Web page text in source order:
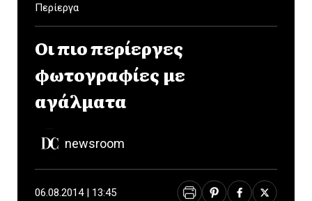
Περίεργα
Οι πιο περίεργες
φωτογραφίες με
αγάλματα
newsroom
06.08.2014 | 13:45